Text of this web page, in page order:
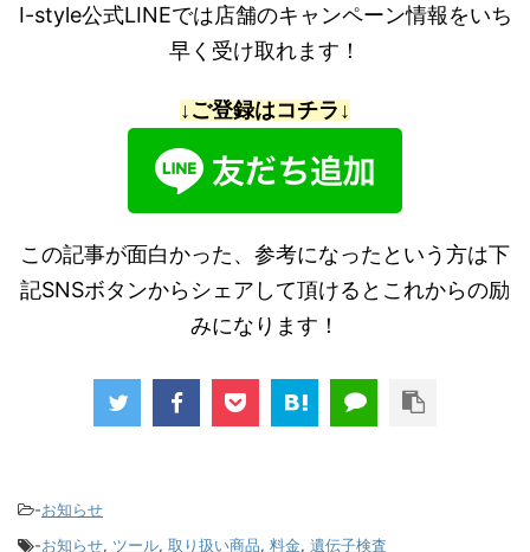
I-style公式LINEでは店舗のキャンペーン情報をいち
早く受け取れます！
↓ご登録はコチラ↓
この記事が面白かった、参考になったという方は下
記SNSボタンからシェアして頂けるとこれからの励
みになります！
-お知らせ
-お知らせ, ツール, 取り扱い商品, 料金, 遺伝子検査